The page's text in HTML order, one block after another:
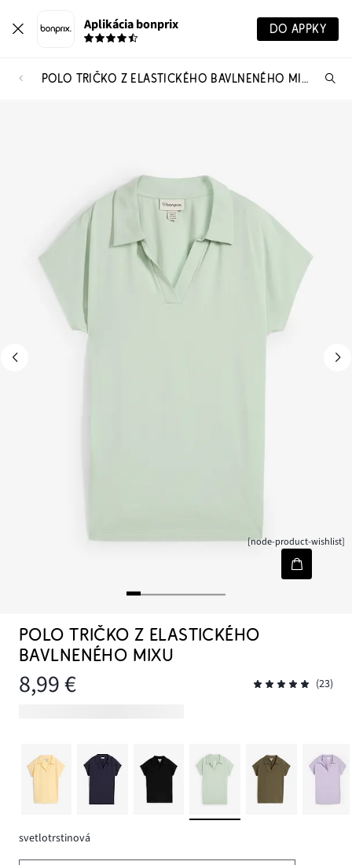
Aplikácia bonprix DO APPKY
POLO TRIČKO Z ELASTICKÉHO BAVLNENÉHO MIXU
[node-product-wishlist]
POLO TRIČKO Z ELASTICKÉHO
BAVLNENÉHO MIXU
8,99 € (23)
svetlotrstinová